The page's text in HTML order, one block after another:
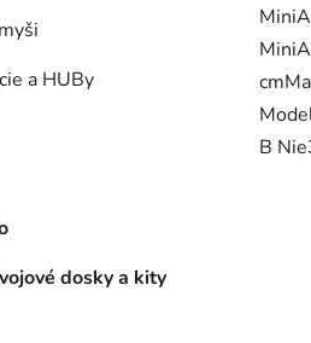
a HUBy
dosky a kity
B